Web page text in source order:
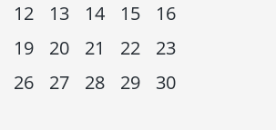
12 13 14 15
16
19 20 21 22
23
26 27 28 29
30